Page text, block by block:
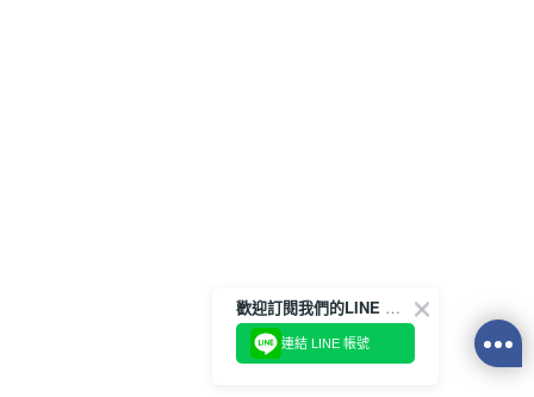
歡迎訂閱我們的LINE 官方帳號
連結 LINE 帳號